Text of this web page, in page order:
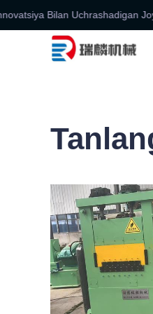
Bilan Uchrashadigan Joy.